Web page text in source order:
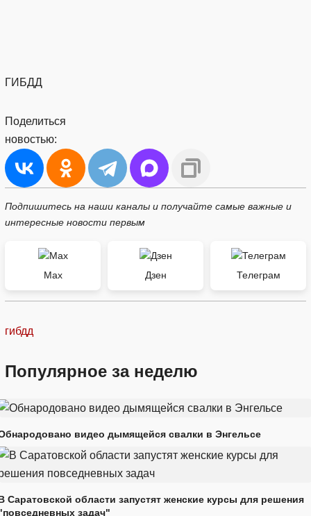
ГИБДД
Поделиться
новостью:
Подпишитесь на наши каналы и получайте самые важные и
интересные новости первым
Max Дзен Телеграм
гибдд
Популярное за неделю
видео дымящейся свалки в Энгельсе
Саратовской области запустят женские курсы для решения
задач"